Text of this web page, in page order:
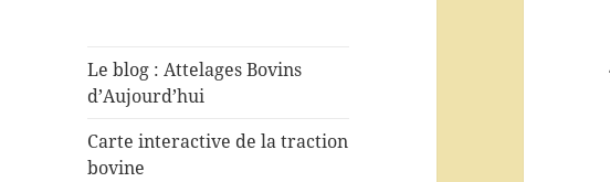
Le blog : Attelages Bovins
d’Aujourd’hui
Carte interactive de la traction
bovine